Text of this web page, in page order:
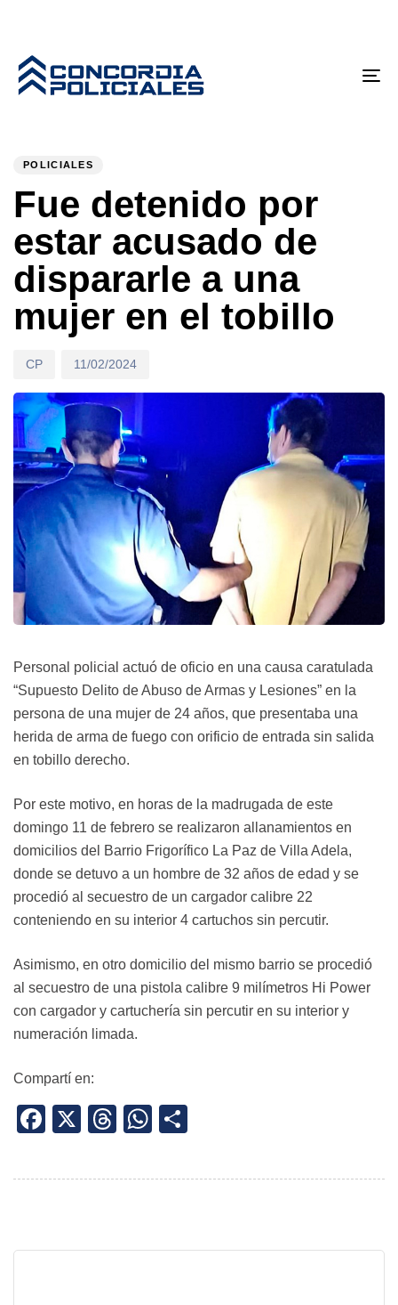
POLICIALES
Fue detenido por
estar acusado de
dispararle a una
mujer en el tobillo
CP 11/02/2024
Personal policial actuó de oficio en una causa caratulada
“Supuesto Delito de Abuso de Armas y Lesiones” en la
persona de una mujer de 24 años, que presentaba una
herida de arma de fuego con orificio de entrada sin salida
en tobillo derecho.
Por este motivo, en horas de la madrugada de este
domingo 11 de febrero se realizaron allanamientos en
domicilios del Barrio Frigorífico La Paz de Villa Adela,
donde se detuvo a un hombre de 32 años de edad y se
procedió al secuestro de un cargador calibre 22
conteniendo en su interior 4 cartuchos sin percutir.
Asimismo, en otro domicilio del mismo barrio se procedió
al secuestro de una pistola calibre 9 milímetros Hi Power
con cargador y cartuchería sin percutir en su interior y
numeración limada.
Compartí en:
Facebook
X Threads
WhatsApp